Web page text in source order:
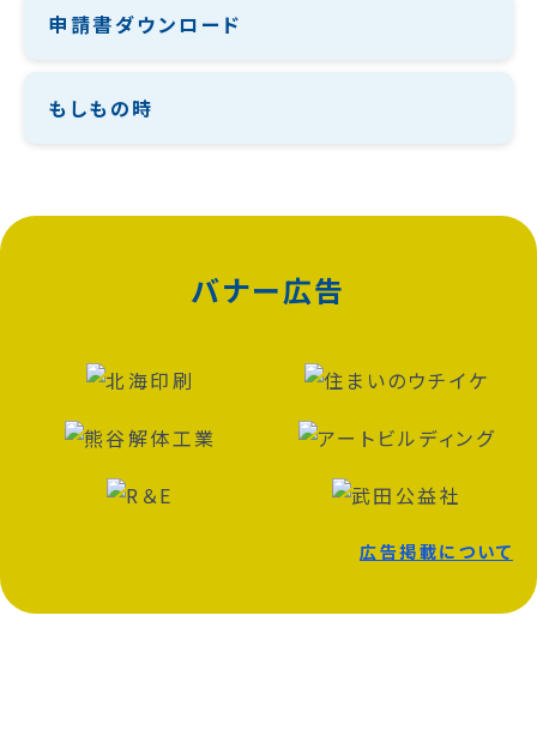
申請書ダウンロード
もしもの時
バナー広告
広告掲載について